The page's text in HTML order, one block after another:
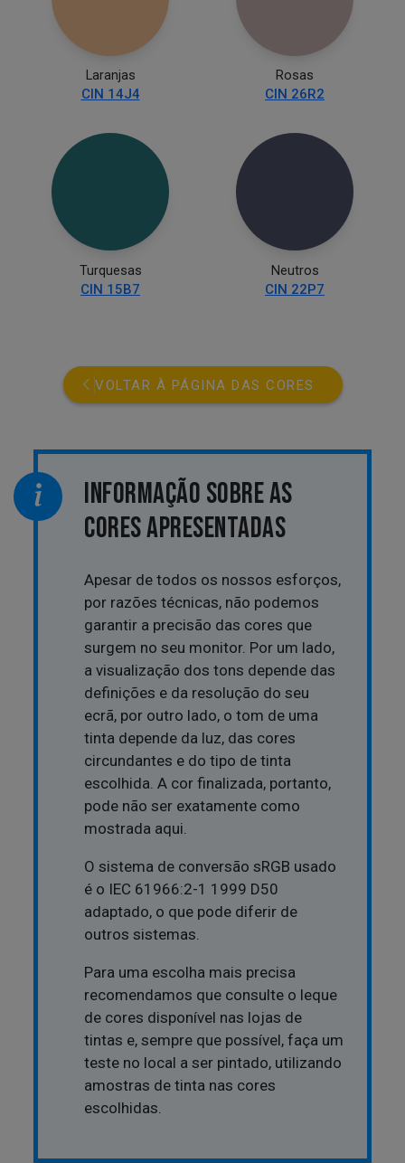
Laranjas
CIN 14J4
Rosas
CIN 26R2
Turquesas
CIN 15B7
Neutros
CIN 22P7
VOLTAR À PÁGINA DAS CORES
INFORMAÇÃO SOBRE AS
CORES APRESENTADAS
Apesar de todos os nossos esforços,
por razões técnicas, não podemos
garantir a precisão das cores que
surgem no seu monitor. Por um lado,
a visualização dos tons depende das
definições e da resolução do seu
ecrã, por outro lado, o tom de uma
tinta depende da luz, das cores
circundantes e do tipo de tinta
escolhida. A cor finalizada, portanto,
pode não ser exatamente como
mostrada aqui.
O sistema de conversão sRGB usado
é o IEC 61966:2-1 1999 D50
adaptado, o que pode diferir de
outros sistemas.
Para uma escolha mais precisa
recomendamos que consulte o leque
de cores disponível nas lojas de
tintas e, sempre que possível, faça um
teste no local a ser pintado, utilizando
amostras de tinta nas cores
escolhidas.